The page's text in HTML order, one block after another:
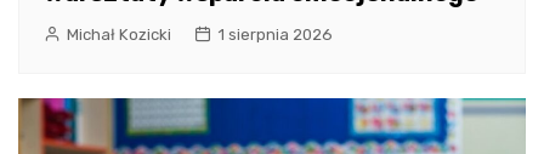
Michał Kozicki 1 sierpnia 2026